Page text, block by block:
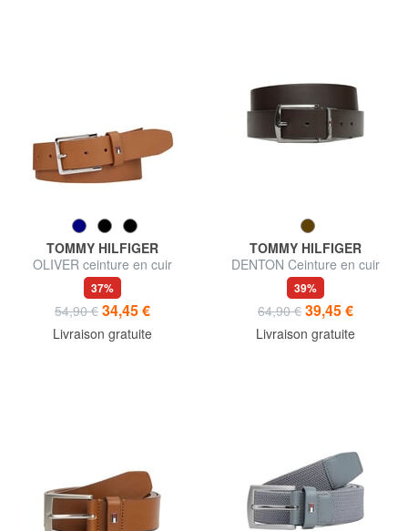
TOMMY HILFIGER
OLIVER ceinture en cuir
37%
54,90 € 34,45 €
Livraison gratuite
TOMMY HILFIGER
DENTON Ceinture en cuir
39%
64,90 € 39,45 €
Livraison gratuite